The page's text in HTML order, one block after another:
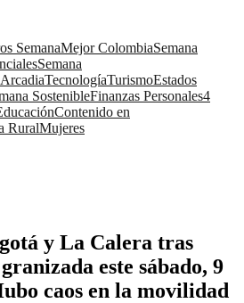
SemanaMejor ColombiaSemana
Semana
ArcadiaTecnologíaTurismoEstados
SostenibleFinanzas Personales4
Contenido en
RuralMujeres
y La Calera tras
este sábado, 9
caos en la movilidad